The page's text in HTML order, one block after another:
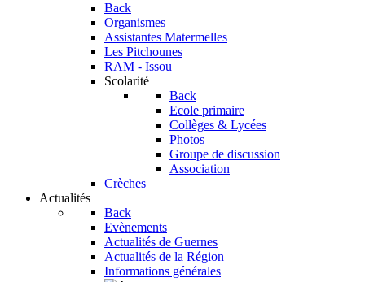
Back
Organismes
Assistantes Matermelles
Les Pitchounes
RAM - Issou
Scolarité
Back
Ecole primaire
Collèges & Lycées
Photos
Groupe de discussion
Association
Crèches
Actualités
Back
Evènements
Actualités de Guernes
Actualités de la Région
Informations générales